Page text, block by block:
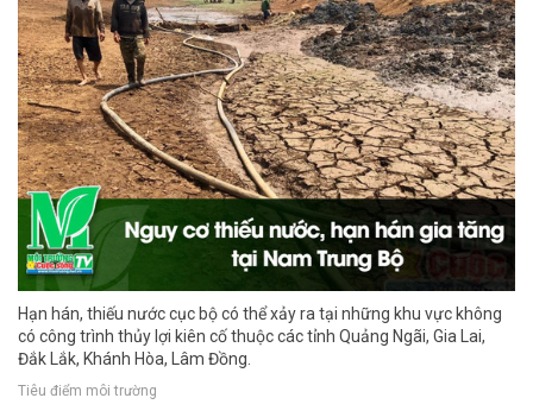
Hạn hán, thiếu nước cục bộ có thể xảy ra tại những khu vực không
có công trình thủy lợi kiên cố thuộc các tỉnh Quảng Ngãi, Gia Lai,
Đắk Lắk, Khánh Hòa, Lâm Đồng.
Tiêu điểm môi trường